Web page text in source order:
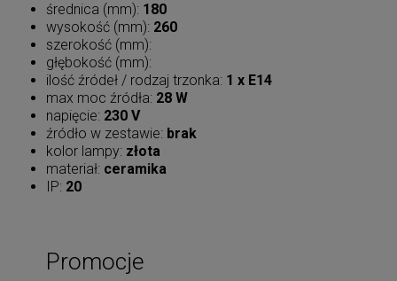
średnica (mm): 180
wysokość (mm): 260
szerokość (mm):
głębokość (mm):
ilość źródeł / rodzaj trzonka: 1 x E14
max moc źródła: 28 W
napięcie: 230 V
źródło w zestawie: brak
kolor lampy: złota
materiał: ceramika
IP: 20
Promocje